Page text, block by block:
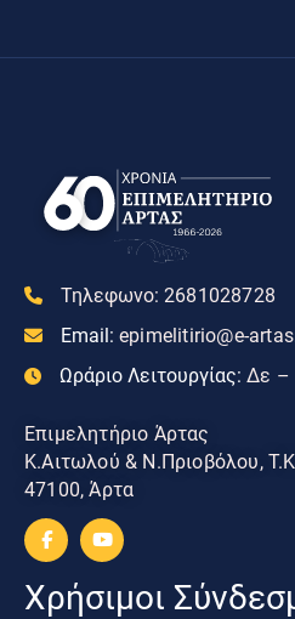
Τηλεφωνο: 2681028728
Email: epimelitirio@e-
Ωράριο Λειτουργίας: Δε –
Επιμελητήριο Άρτας
Κ.Αιτωλού & Ν.Πριοβόλου,
47100, Άρτα
Χρήσιμοι